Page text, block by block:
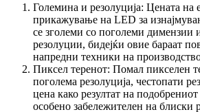
Големина и резолуција: Цената на
прикажување на LED за
се зголеми со поголеми димензии
резолуции, бидејќи овие бараат
напредни техники на
Пиксел теренот: Помал пикселен
поголема резолуција, честопати
цена како резултат на
особено забележителен на блиски